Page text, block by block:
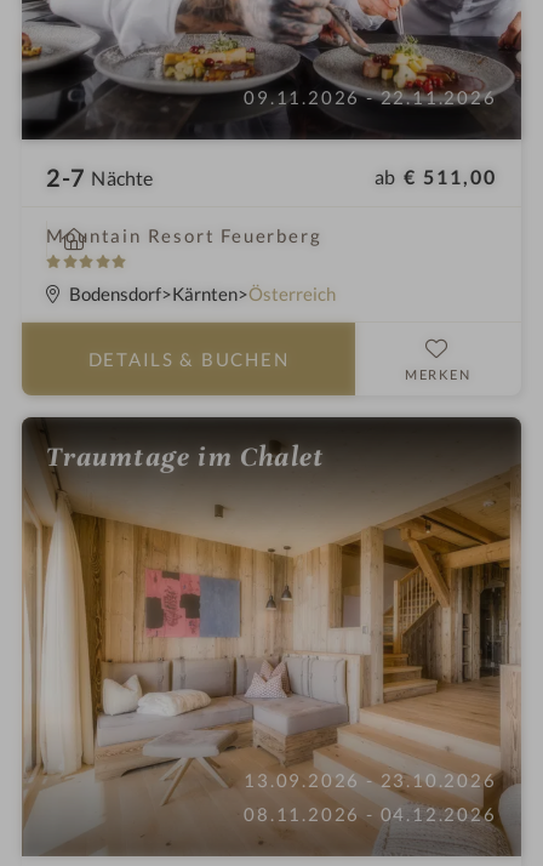
09.11.2026 - 22.11.2026
2-7 Nächte ab € 511,00
Mountain Resort Feuerberg
5
S
t
n
i
n
Bodensdorf Kärnten Österreich
DETAILS & BUCHEN
MERKEN
Traumtage im Chalet
13.09.2026 - 23.10.2026
08.11.2026 - 04.12.2026